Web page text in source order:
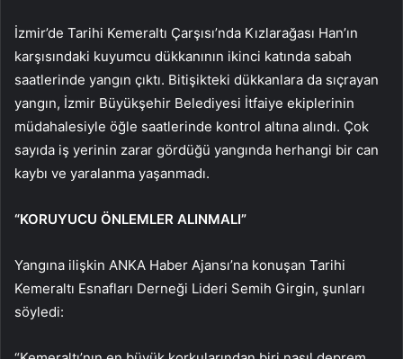
İzmir’de Tarihi Kemeraltı Çarşısı’nda Kızlarağası Han’ın
karşısındaki kuyumcu dükkanının ikinci katında sabah
saatlerinde yangın çıktı. Bitişikteki dükkanlara da sıçrayan
yangın, İzmir Büyükşehir Belediyesi İtfaiye ekiplerinin
müdahalesiyle öğle saatlerinde kontrol altına alındı. Çok
sayıda iş yerinin zarar gördüğü yangında herhangi bir can
kaybı ve yaralanma yaşanmadı.
“KORUYUCU ÖNLEMLER ALINMALI”
Yangına ilişkin ANKA Haber Ajansı’na konuşan Tarihi
Kemeraltı Esnafları Derneği Lideri Semih Girgin, şunları
söyledi: